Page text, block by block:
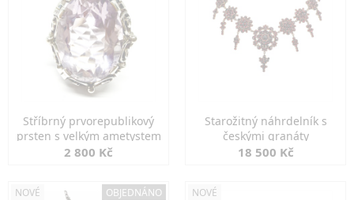
Stříbrný prvorepublikový
prsten s velkým ametystem
2 800 Kč
Starožitný náhrdelník s
českými granáty
18 500 Kč
NOVÉ OBJEDNÁNO NOVÉ